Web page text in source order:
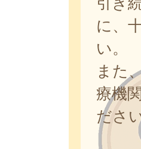
に、
い。
また
療機
ださ